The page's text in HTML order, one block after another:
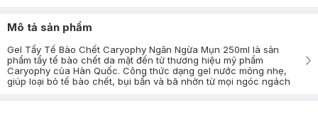
Mô tả sản phẩm
Gel Tẩy Tế Bào Chết Caryophy Ngăn Ngừa Mụn 250ml là sản
phẩm tẩy tế bào chết da mặt đến từ thương hiệu mỹ phẩm
Caryophy của Hàn Quốc. Công thức dạng gel nước mỏng nhẹ,
giúp loại bỏ tế bào chết, bụi bẩn và bã nhờn từ mọi ngóc ngách